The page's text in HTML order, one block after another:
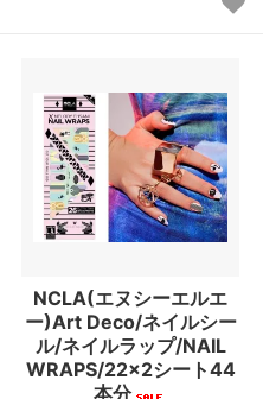
NCLA(エヌシーエルエ
ー)Art Deco/ネイルシー
ル/ネイルラップ/NAIL
WRAPS/22×2シート44
本分